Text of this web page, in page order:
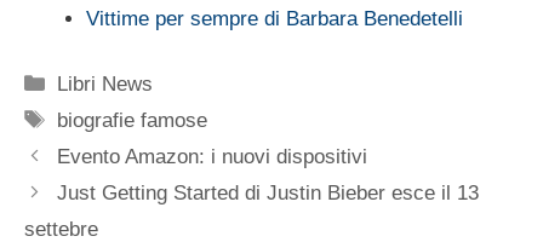
Vittime per sempre di Barbara Benedetelli
Categorie
Libri News
Tag
biografie famose
Evento Amazon: i nuovi dispositivi
Just Getting Started di Justin Bieber esce il 13
settebre